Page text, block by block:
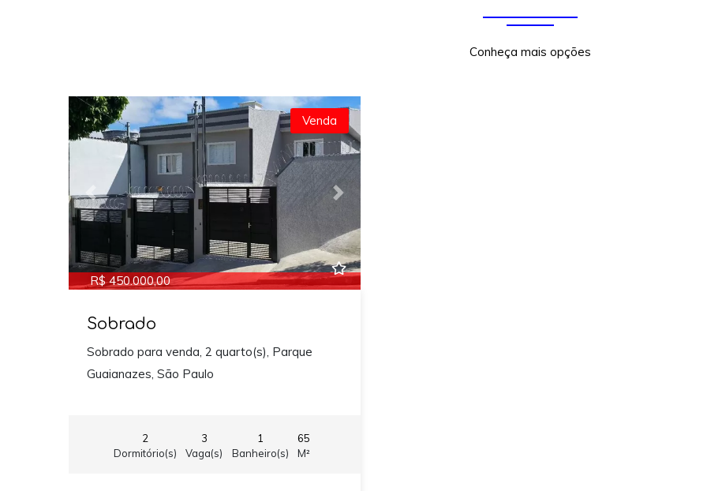
Conheça mais opções
Previous Next
Venda
R$ 450.000,00
Sobrado
Sobrado para venda, 2 quarto(s), Parque
Guaianazes, São Paulo
2
Dormitório(s)
3
Vaga(s)
1
Banheiro(s)
65
M²